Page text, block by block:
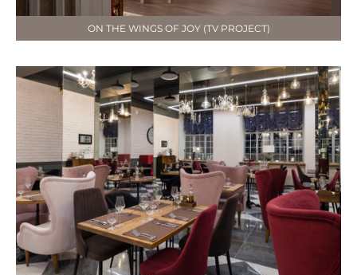
ON THE WINGS OF JOY (TV PROJECT)